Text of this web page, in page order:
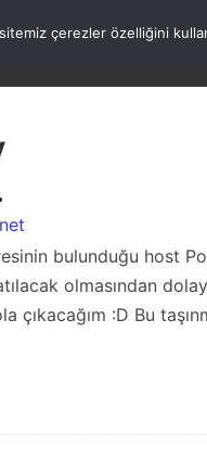
bulunduğu host
olmasından
çıkacağım :D Bu
çerezler özelliğini